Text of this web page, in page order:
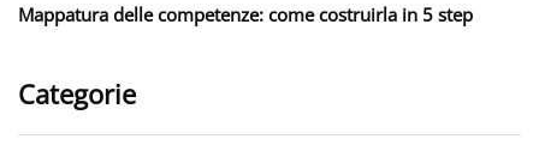
Mappatura delle competenze: come costruirla in 5 step
Categorie